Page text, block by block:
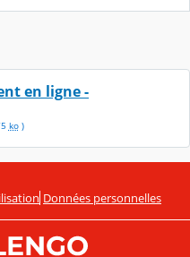
en ligne -
ko)
Données personnelles